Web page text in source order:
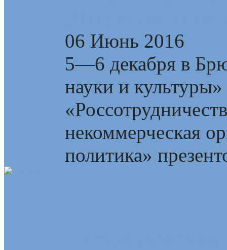
06 Июнь 2016
5—6 декабря в
науки и культуры»
некоммерческая
политика»